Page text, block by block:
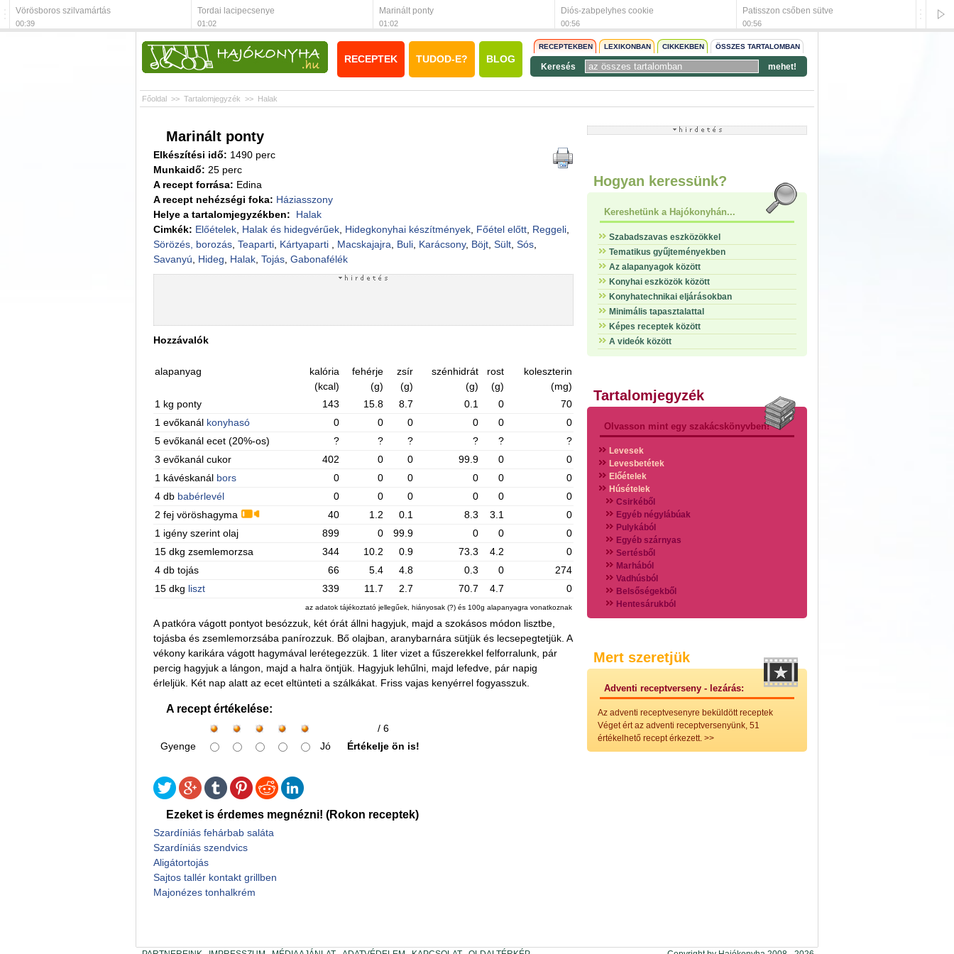
Vörösboros szilvamártás
00:39
Tordai lacipecsenye
01:02
Marinált ponty
01:02
Diós-zabpelyhes cookie
00:56
Patisszon csőben sütve
00:56
Bőrös
RECEPTEK TUDOD-E? BLOG
RECEPTEKBEN LEXIKONBAN CIKKEKBEN ÖSSZES TARTALOMBAN
Keresés mehet!
Főoldal >> Tartalomjegyzék >> Halak
Marinált ponty
Elkészítési idő: 1490 perc
Munkaidő: 25 perc
A recept forrása: Edina
A recept nehézségi foka: Háziasszony
Helye a tartalomjegyzékben:
Halak
Cimkék: Előételek, Halak és hidegvérűek, Hidegkonyhai készítmények, Főétel előtt, Reggeli,
Sörözés, borozás, Teaparti, Kártyaparti Macskajajra Buli, Karácsony, Böjt, Sült, Sós,
Savanyú
Hideg Halak, Tojás, Gabonafélék
Hozzávalók
alapanyag
kalória
(kcal)
fehérje
(g)
zsír
(g)
szénhidrát
(g)
rost
(g)
koleszterin
(mg)
1 kg ponty
143 15.8 8.7 0.1 0
70
1 evőkanál konyhasó 0 0 0 0 0
0
5 evőkanál ecet (20%-os)
? ? ? ? ?
?
3 evőkanál cukor
402 0 0 99.9 0
0
1 kávéskanál bors 0 0 0 0 0
0
4 db babérlevél 0 0 0 0 0
0
2 fej vöröshagyma
40 1.2 0.1 8.3 3.1
0
1 igény szerint olaj
899 0 99.9 0 0
0
15 dkg zsemlemorzsa
344 10.2 0.9 73.3 4.2
0
4 db tojás
66 5.4 4.8 0.3 0
274
15 dkg liszt 339 11.7 2.7 70.7 4.7 0
az adatok tájékoztató jellegűek, hiányosak (?) és 100g alapanyagra vonatkoznak
A patkóra vágott pontyot besózzuk, két órát állni hagyjuk, majd a szokásos módon lisztbe,
tojásba és zsemlemorzsába panírozzuk. Bő olajban, aranybarnára sütjük és lecsepegtetjük. A
vékony karikára vágott hagymával lerétegezzük. 1 liter vizet a fűszerekkel felforralunk, pár
percig hagyjuk a lángon, majd a halra öntjük. Hagyjuk lehűlni, majd lefedve, pár napig
érleljük. Két nap alatt az ecet eltünteti a szálkákat. Friss vajas kenyérrel fogyasszuk.
A recept értékelése:
/ 6
Gyenge
Jó Értékelje ön is!
Ezeket is érdemes megnézni! (Rokon receptek)
Szardíniás fehárbab saláta
Szardíniás szendvics
Aligátortojás
Sajtos tallér kontakt grillben
Majonézes tonhalkrém
Hogyan keressünk?
Kereshetünk a Hajókonyhán...
Szabadszavas eszközökkel
Tematikus gyűjteményekben
Az alapanyagok között
Konyhai eszközök között
Konyhatechnikai eljárásokban
Minimális tapasztalattal
Képes receptek között
A videók között
Tartalomjegyzék
Olvasson mint egy szakácskönyvben!
Levesek
Levesbetétek
Előételek
Húsételek
Csirkéből
Egyéb négylábúak
Pulykából
Egyéb szárnyas
Sertésből
Marhából
Vadhúsból
Belsőségekből
Hentesárukból
Vadszárnyasokból
Halak
Hidegvérűek
Klasszikus főzelékek
Zöldséges ételek
Saláták
Hidegkonyhai készítmények
Mert szeretjük
Adventi receptverseny - lezárás:
Az adventi receptvesenyre beküldött receptek
Véget ért az adventi receptversenyünk, 51
értékelhető recept érkezett.>>